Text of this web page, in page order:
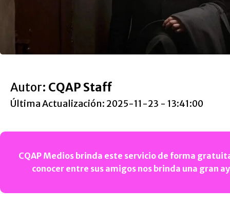
Autor: CQAP Staff
Última Actualización: 2025-11-23 - 13:41:00
CQAP Medios brinda este servicio de forma
conocer entre sus amigos nos brinda una gran